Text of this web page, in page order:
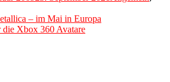
– im Mai in Europa
Xbox 360 Avatare